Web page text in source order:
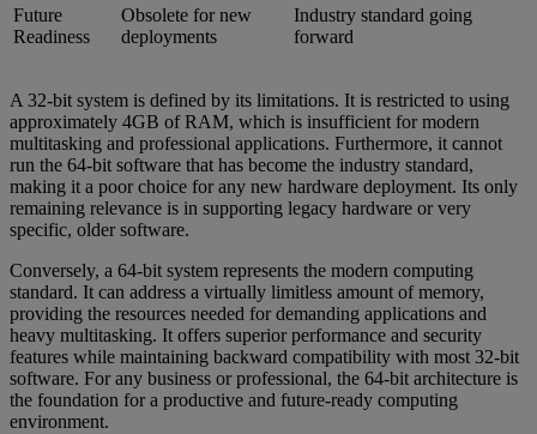
Future
Readiness
Obsolete for new
deployments
Industry standard going
forward
A 32-bit system is defined by its limitations. It is restricted to using
approximately 4GB of RAM, which is insufficient for modern
multitasking and professional applications. Furthermore, it cannot
run the 64-bit software that has become the industry standard,
making it a poor choice for any new hardware deployment. Its only
remaining relevance is in supporting legacy hardware or very
specific, older software.
Conversely, a 64-bit system represents the modern computing
standard. It can address a virtually limitless amount of memory,
providing the resources needed for demanding applications and
heavy multitasking. It offers superior performance and security
features while maintaining backward compatibility with most 32-bit
software. For any business or professional, the 64-bit architecture is
the foundation for a productive and future-ready computing
environment.